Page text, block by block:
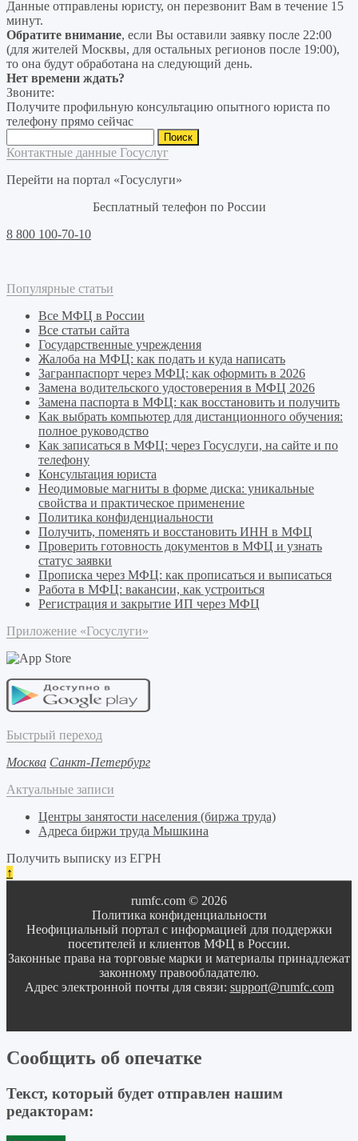
Данные отправлены юристу, он перезвонит Вам в течение 15
минут.
Обратите внимание, если Вы оставили заявку после 22:00
(для жителей Москвы, для остальных регионов после 19:00),
то она будут обработана на следующий день.
Нет времени ждать?
Звоните:
Получите профильную консультацию опытного юриста по
телефону прямо сейчас
Контактные данные Госуслуг
Перейти на портал «Госуслуги»
Бесплатный телефон по России
8 800 100-70-10
Популярные статьи
Все МФЦ в России
Все статьи сайта
Государственные учреждения
Жалоба на МФЦ: как подать и куда написать
Загранпаспорт через МФЦ: как оформить в 2026
Замена водительского удостоверения в МФЦ 2026
Замена паспорта в МФЦ: как восстановить и получить
Как выбрать компьютер для дистанционного обучения:
полное руководство
Как записаться в МФЦ: через Госуслуги, на сайте и по
телефону
Консультация юриста
Неодимовые магниты в форме диска: уникальные
свойства и практическое применение
Политика конфиденциальности
Получить, поменять и восстановить ИНН в МФЦ
Проверить готовность документов в МФЦ и узнать
статус заявки
Прописка через МФЦ: как прописаться и выписаться
Работа в МФЦ: вакансии, как устроиться
Регистрация и закрытие ИП через МФЦ
Приложение «Госуслуги»
Быстрый переход
Москва Санкт-Петербург
Актуальные записи
Центры занятости населения (биржа труда)
Адреса биржи труда Мышкина
Получить выписку из ЕГРН
↑
rumfc.com © 2026
Политика конфиденциальности
Неофициальный портал с информацией для поддержки
посетителей и клиентов МФЦ в России.
Законные права на торговые марки и материалы принадлежат
законному правообладателю.
Адрес электронной почты для связи: support@rumfc.com
Сообщить об опечатке
Текст, который будет отправлен нашим
редакторам: